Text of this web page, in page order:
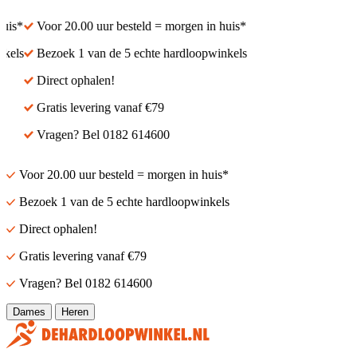
Voor 20.00 uur besteld = morgen in huis*
Bezoek 1 van de 5 echte hardloopwinkels
Direct ophalen!
Gratis levering vanaf €79
Vragen? Bel 0182 614600
Voor 20.00 uur besteld = morgen in huis*
Bezoek 1 van de 5 echte hardloopwinkels
Direct ophalen!
Gratis levering vanaf €79
Vragen? Bel 0182 614600
Dames Heren